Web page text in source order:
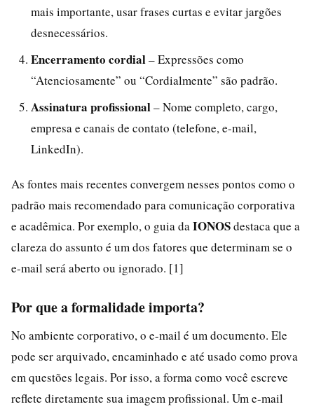
mais importante, usar frases curtas e evitar jargões
desnecessários.
Encerramento cordial– Expressões como
“Atenciosamente” ou “Cordialmente” são padrão.
Assinatura profissional– Nome completo, cargo,
empresa e canais de contato (telefone, e-mail,
LinkedIn).
As fontes mais recentes convergem nesses pontos como o
padrão mais recomendado para comunicação corporativa
e acadêmica. Por exemplo, o guia da IONOSdestaca que a
clareza do assunto é um dos fatores que determinam se o
e-mail será aberto ou ignorado. [1]
Por que a formalidade importa?
No ambiente corporativo, o e-mail é um documento. Ele
pode ser arquivado, encaminhado e até usado como prova
em questões legais. Por isso, a forma como você escreve
reflete diretamente sua imagem profissional. Um e-mail